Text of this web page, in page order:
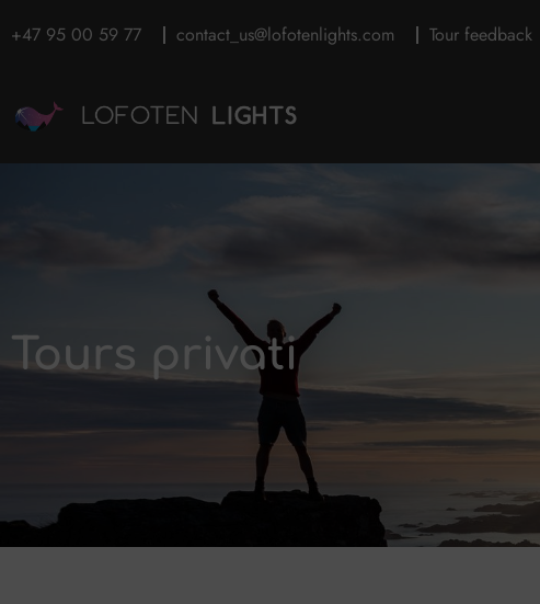
+47 95 00 59 77 contact_us@lofotenlights.com Tour feedback
Tours privati